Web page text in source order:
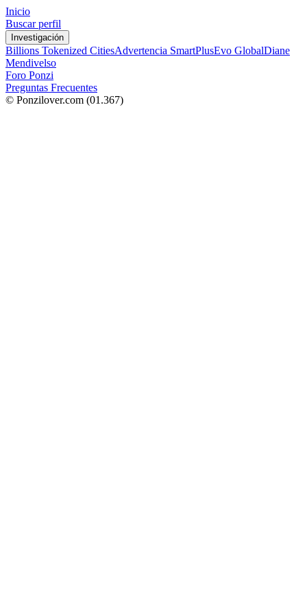
Inicio
Buscar perfil
Investigación
Billions Tokenized CitiesAdvertencia SmartPlusEvo GlobalDiane
Mendivelso
Foro Ponzi
Preguntas Frecuentes
© Ponzilover.com (01.367)